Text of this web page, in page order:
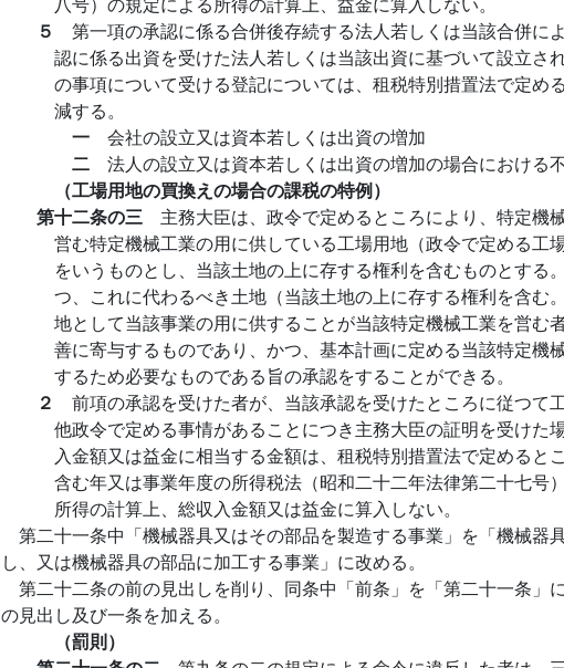
５ 第一項の承認に係る合併後存続する法人若しくは当該合併に
認に係る出資を受けた法人若しくは当該出資に基づいて設立さ
の事項について受ける登記については、租税特別措置法で定め
減する。
一 会社の設立又は資本若しくは出資の増加
二 法人の設立又は資本若しくは出資の増加の場合における
（工場用地の買換えの場合の課税の特例）
第十二条の三 主務大臣は、政令で定めるところにより、特定機
営む特定機械工業の用に供している工場用地（政令で定める工
をいうものとし、当該土地の上に存する権利を含むものとする
つ、これに代わるべき土地（当該土地の上に存する権利を含む
地として当該事業の用に供することが当該特定機械工業を営む
善に寄与するものであり、かつ、基本計画に定める当該特定機
するため必要なものである旨の承認をすることができる。
２ 前項の承認を受けた者が、当該承認を受けたところに従つて
他政令で定める事情があることにつき主務大臣の証明を受けた
入金額又は益金に相当する金額は、租税特別措置法で定めると
含む年又は事業年度の所得税法（昭和二十二年法律第二十七号
所得の計算上、総収入金額又は益金に算入しない。
第二十一条中「機械器具又はその部品を製造する事業」を「機械器
し、又は機械器具の部品に加工する事業」に改める。
第二十二条の前の見出しを削り、同条中「前条」を「第二十一条」
の見出し及び一条を加える。
（罰則）